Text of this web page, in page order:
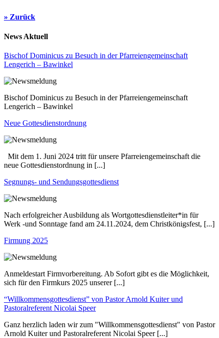
» Zurück
News Aktuell
Bischof Dominicus zu Besuch in der Pfarreiengemeinschaft
Lengerich – Bawinkel
Bischof Dominicus zu Besuch in der Pfarreiengemeinschaft
Lengerich – Bawinkel
Neue Gottesdienstordnung
Mit dem 1. Juni 2024 tritt für unsere Pfarreiengemeinschaft die
neue Gottesdienstordnung in [...]
Segnungs- und Sendungsgottesdienst
Nach erfolgreicher Ausbildung als Wortgottesdienstleiter*in für
Werk -und Sonntage fand am 24.11.2024, dem Christkönigsfest, [...]
Firmung 2025
Anmeldestart Firmvorbereitung. Ab Sofort gibt es die Möglichkeit,
sich für den Firmkurs 2025 unserer [...]
“Willkommensgottesdienst” von Pastor Arnold Kuiter und
Pastoralreferent Nicolai Speer
Ganz herzlich laden wir zum "Willkommensgottesdienst" von Pastor
Arnold Kuiter und Pastoralreferent Nicolai Speer [...]